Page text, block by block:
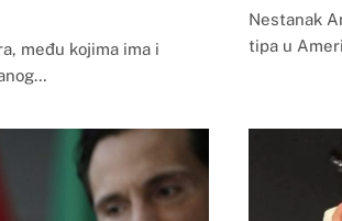
među kojima ima i
Nestanak
tipa u